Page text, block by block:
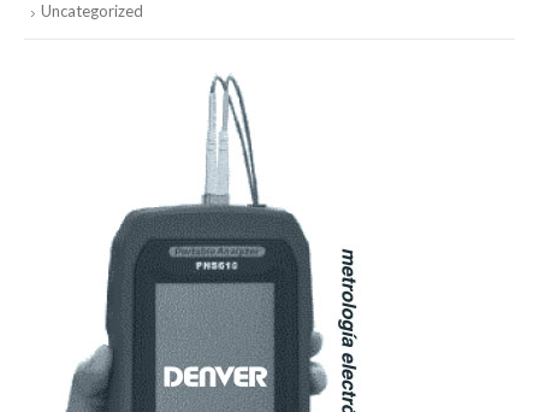
Uncategorized